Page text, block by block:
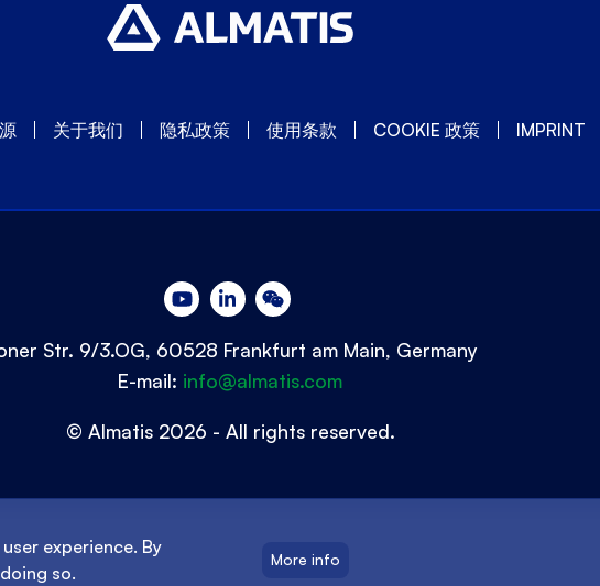
关于我们 隐私政策 使用条款 COOKIE 政策 IMPRINT
Str. 9/3.OG, 60528 Frankfurt am Main, Germany
E-mail: info@almatis.com
© Almatis 2026 - All rights reserved.
experience. By
so.
More info